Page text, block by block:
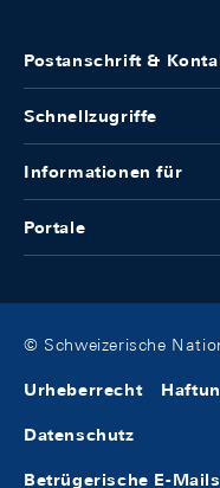
Postanschrift &
Schnellzugriffe
Informationen für
Portale
© Schweizerische
Urheberrecht
Datenschutz
Betrügerische E-